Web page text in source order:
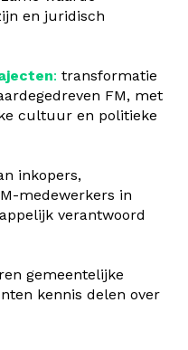
en juridisch
: transformatie
FM, met
cultuur en politieke
inkopers,
medewerkers in
verantwoord
gemeentelijke
kennis delen over